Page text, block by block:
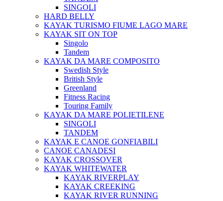
SINGOLI
HARD BELLY
KAYAK TURISMO FIUME LAGO MARE
KAYAK SIT ON TOP
Singolo
Tandem
KAYAK DA MARE COMPOSITO
Swedish Style
British Style
Greenland
Fitness Racing
Touring Family
KAYAK DA MARE POLIETILENE
SINGOLI
TANDEM
KAYAK E CANOE GONFIABILI
CANOE CANADESI
KAYAK CROSSOVER
KAYAK WHITEWATER
KAYAK RIVERPLAY
KAYAK CREEKING
KAYAK RIVER RUNNING